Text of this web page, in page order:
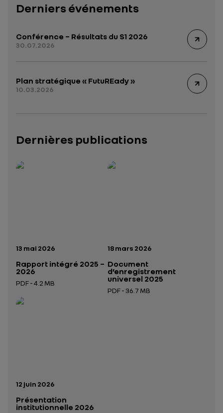
Derniers événements
Conférence – Résultats du S1 2026
30.07.2026
Plan stratégique « FutuREady »
10.03.2026
Dernières publications
Date de publication:
13 mai 2026
Rapport intégré 2025 –
2026
PDF - 4.2 MB
Ouverture dans un nouvel onglet
Rapport intégré 2025 – 2026— données structurées (JSON)
Date de publication:
18 mars 2026
Document
d’enregistrement
universel 2025
PDF - 36.7 MB
Date de publication:
12 juin 2026
Présentation
institutionnelle 2026
Présentation institutionnelle 2026